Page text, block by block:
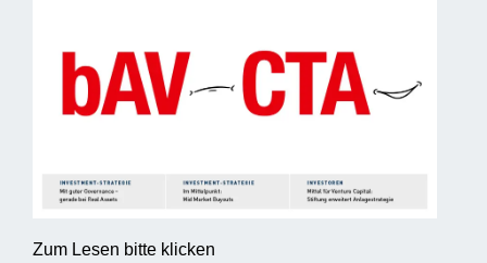
Zum Lesen bitte klicken